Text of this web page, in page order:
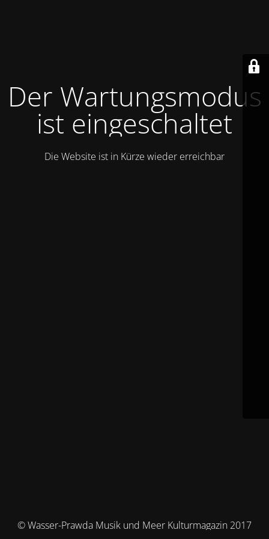
Der Wartungsmodus
ist eingeschaltet
Die Website ist in Kürze wieder erreichbar
© Wasser-Prawda Musik und Meer Kulturmagazin 2017